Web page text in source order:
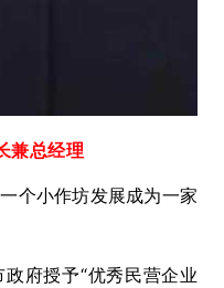
兼总经理
个小作坊发展成为一家
府授予“优秀民营企业